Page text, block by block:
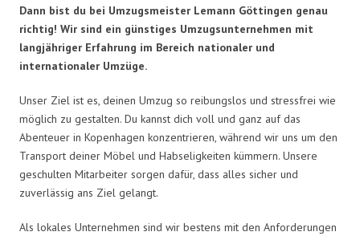
Dann bist du bei Umzugsmeister Lemann Göttingen genau
richtig! Wir sind ein günstiges Umzugsunternehmen mit
langjähriger Erfahrung im Bereich nationaler und
internationaler Umzüge.
Unser Ziel ist es, deinen Umzug so reibungslos und stressfrei wie
möglich zu gestalten. Du kannst dich voll und ganz auf das
Abenteuer in Kopenhagen konzentrieren, während wir uns um den
Transport deiner Möbel und Habseligkeiten kümmern. Unsere
geschulten Mitarbeiter sorgen dafür, dass alles sicher und
zuverlässig ans Ziel gelangt.
Als lokales Unternehmen sind wir bestens mit den Anforderungen